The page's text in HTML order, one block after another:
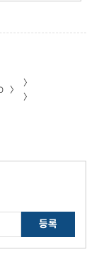
〉
〉
〉
등록